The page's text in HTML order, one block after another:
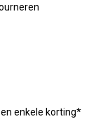
enkele korting*